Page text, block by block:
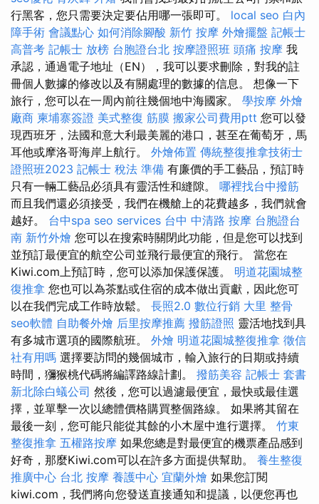
行黑客，您只需要決定要佔用哪一張即可。 local seo 白內
障手術 會議點心 如何消除腳酸 新竹 按摩 外燴擺盤 記帳士
高普考 記帳士 放榜 台胞證台北 按摩證照班 頭痛 按摩 我
承認，通過電子地址（EN），我可以要求刪除，對我的註
冊個人數據的修改以及有關處理的數據的信息。 想像一下
旅行，您可以在一周內前往幾個地中海國家。 學按摩 外燴
廠商 柬埔寨簽證 美式整復 筋膜 搬家公司費用ptt 您可以發
現西班牙，法國和意大利最美麗的港口，甚至在葡萄牙，馬
耳他或摩洛哥海岸上航行。 外燴佈置 傳統整復推拿技術士
證照班2023 記帳士 稅法 準備 有廉價的手工藝品，預訂時
只有一輛工藝品必須具有靈活性和縫隙。 哪裡找台中撥筋
而且我們還必須接受，我們在機艙上的花費越多，我們就會
越好。 台中spa seo services 台中 中清路 按摩 台胞證台
南 新竹外燴 您可以在搜索時關閉此功能，但是您可以找到
並預訂最便宜的航空公司並飛行最便宜的飛行。 當您在
Kiwi.com上預訂時，您可以添加保護保護。 明道花園城整
復推拿 您也可以為茶點或住宿的成本做出貢獻，因此您可
以在我們完成工作時放鬆。 長照2.0 數位行銷 大里 整骨
seo軟體 自助餐外燴 后里按摩推薦 撥筋證照 靈活地找到具
有多城市選項的國際航班。 外燴 明道花園城整復推拿 徵信
社有用嗎 選擇要訪問的幾個城市，輸入旅行的日期或持續
時間，獼猴桃代碼將編譯路線計劃。 撥筋美容 記帳士 套書
新北除白蟻公司 然後，您可以過濾最便宜，最快或最佳選
擇，並單擊一次以總體價格購買整個路線。 如果將其留在
最後一刻，您可能只能從其餘的小木屋中進行選擇。 竹東
整復推拿 五權路按摩 如果您總是對最便宜的機票產品感到
好奇，那麼Kiwi.com可以在許多方面提供幫助。 養生整復
推廣中心 台北 按摩 養護中心 宜蘭外燴 如果您訂閱
kiwi.com，我們將向您發送直接通知和提議，以便您再也